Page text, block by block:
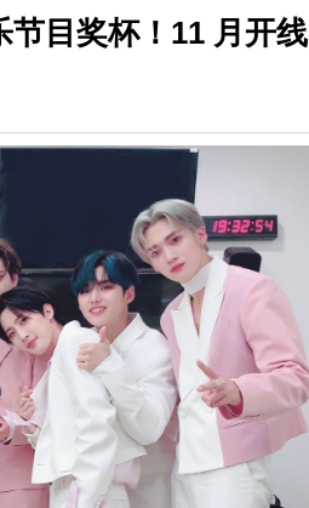
目奖杯！11 月开线